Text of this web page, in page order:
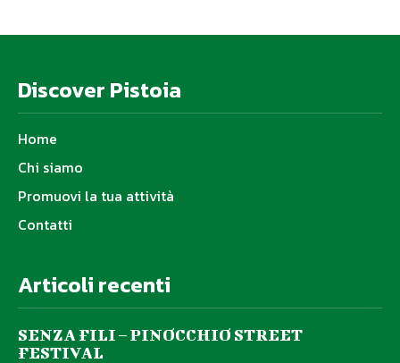
Discover Pistoia
Home
Chi siamo
Promuovi la tua attività
Contatti
Articoli recenti
SENZA FILI – PINOCCHIO STREET
FESTIVAL